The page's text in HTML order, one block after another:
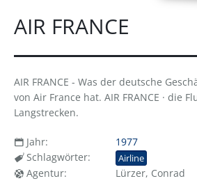
AIR FRANCE
AIR FRANCE - Was der deutsche
von Air France hat. AIR FRANCE · die
Langstrecken.
Jahr:
1977
Schlagwörter:
Airline
Agentur:
Lürzer, Conrad